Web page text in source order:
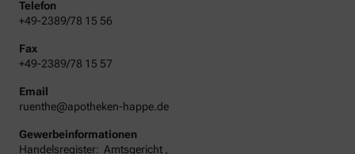
Telefon
+49-2389/78 15 56
Fax
+49-2389/78 15 57
Email
ruenthe@apotheken-happe.de
Gewerbeinformationen
Handelsregister: Amtsgericht